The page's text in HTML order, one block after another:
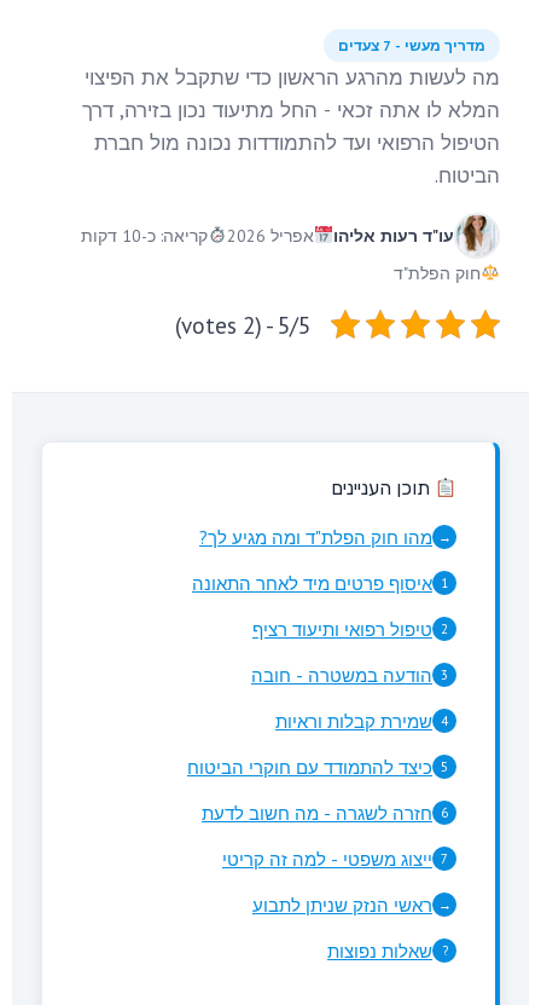
מדריך מעשי - 7 צעדים
מה לעשות מהרגע הראשון כדי שתקבל את הפיצוי
המלא לו אתה זכאי - החל מתיעוד נכון בזירה, דרך
הטיפול הרפואי ועד להתמודדות נכונה מול חברת
הביטוח.
עו"ד רעות אליהו אפריל 2026
קריאה: כ-10 דקות
חוק הפלת"ד
5/5 - (2 votes)
תוכן העניינים
→ מהו חוק הפלת"ד ומה מגיע לך?
1 איסוף פרטים מיד לאחר התאונה
2 טיפול רפואי ותיעוד רציף
3 הודעה במשטרה - חובה
4 שמירת קבלות וראיות
5 כיצד להתמודד עם חוקרי הביטוח
6 חזרה לשגרה - מה חשוב לדעת
7 ייצוג משפטי - למה זה קריטי
→ ראשי הנזק שניתן לתבוע
? שאלות נפוצות